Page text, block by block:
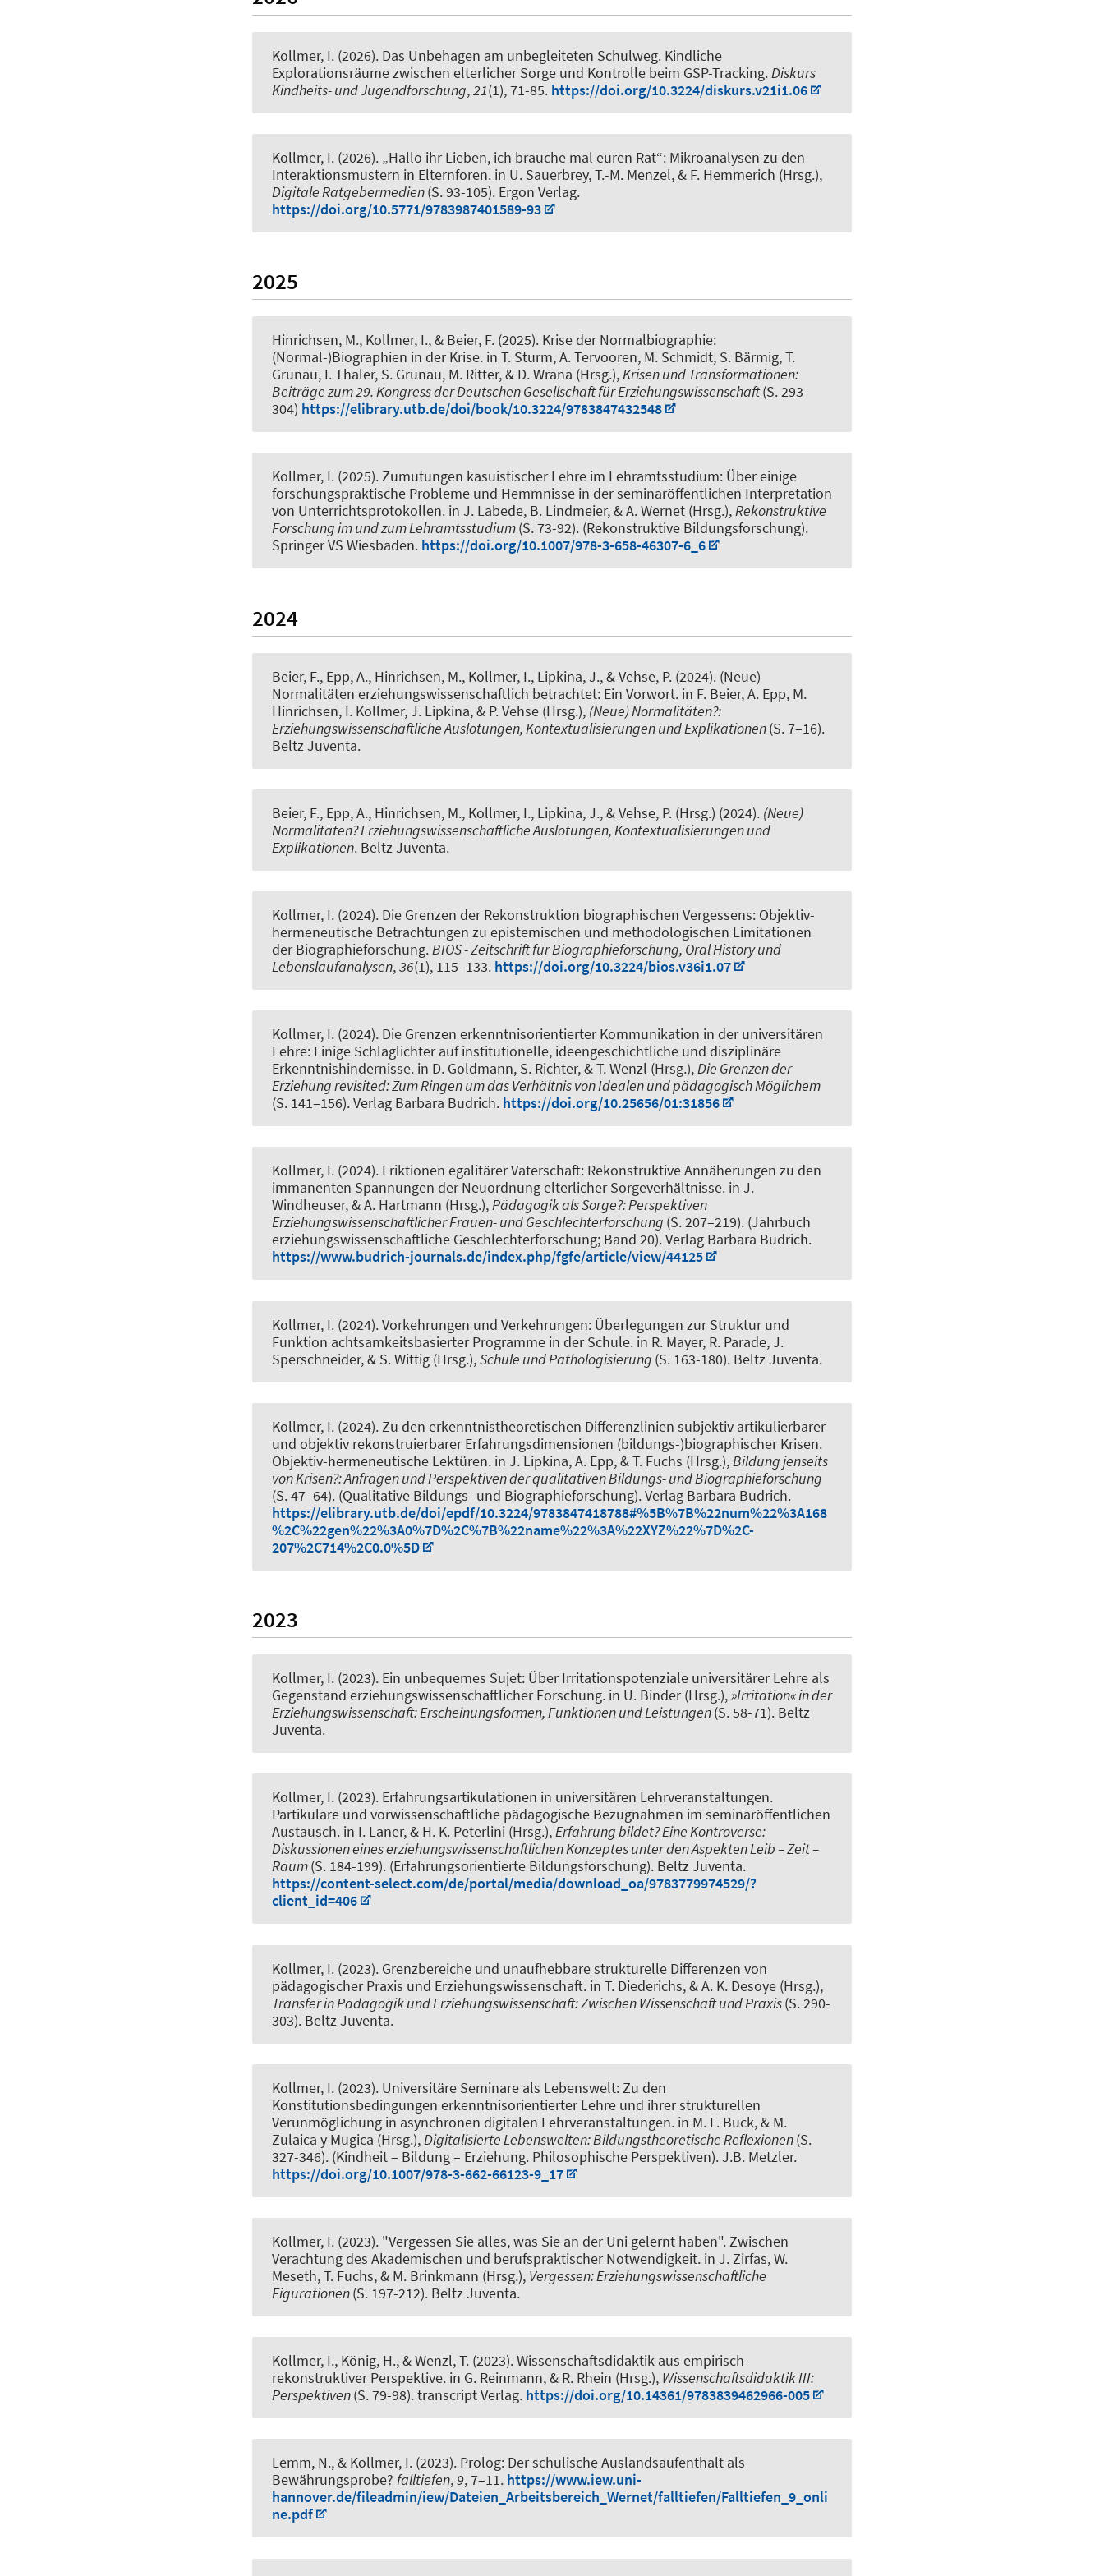
Kollmer, I. (2026). Das Unbehagen am unbegleiteten Schulweg. Kindliche
Explorationsräume zwischen elterlicher Sorge und Kontrolle beim GSP-Tracking. Diskurs
Kindheits- und Jugendforschung,21(1), 71-85. https://doi.org/10.3224/diskurs.v21i1.06
Kollmer, I. (2026). „Hallo ihr Lieben, ich brauche mal euren Rat“: Mikroanalysen zu den
Interaktionsmustern in Elternforen. in U. Sauerbrey, T.-M. Menzel, & F. Hemmerich (Hrsg.),
Digitale Ratgebermedien(S. 93-105). Ergon Verlag.
https://doi.org/10.5771/9783987401589-93
2025
Hinrichsen, M., Kollmer, I., & Beier, F. (2025). Krise der Normalbiographie:
(Normal-)Biographien in der Krise. in T. Sturm, A. Tervooren, M. Schmidt, S. Bärmig, T.
Grunau, I. Thaler, S. Grunau, M. Ritter, & D. Wrana (Hrsg.),Krisen und Transformationen:
Beiträge zum 29. Kongress der Deutschen Gesellschaft für Erziehungswissenschaft(S. 293-
304) https://elibrary.utb.de/doi/book/10.3224/9783847432548
Kollmer, I. (2025).Zumutungen kasuistischer Lehre im Lehramtsstudium: Über einige
forschungspraktische Probleme und Hemmnisse in der seminaröffentlichen Interpretation
von Unterrichtsprotokollen. in J. Labede, B. Lindmeier, & A. Wernet (Hrsg.),Rekonstruktive
Forschung im und zum Lehramtsstudium(S. 73-92). (Rekonstruktive Bildungsforschung).
Springer VS Wiesbaden. https://doi.org/10.1007/978-3-658-46307-6_6
2024
Beier, F., Epp, A., Hinrichsen, M., Kollmer, I., Lipkina, J., & Vehse, P. (2024). (Neue)
Normalitäten erziehungswissenschaftlich betrachtet: Ein Vorwort. in F. Beier, A. Epp, M.
Hinrichsen, I. Kollmer, J. Lipkina, & P. Vehse (Hrsg.), (Neue) Normalitäten?:
Erziehungswissenschaftliche Auslotungen, Kontextualisierungen und Explikationen(S. 7–16).
Beltz Juventa.
Beier, F., Epp, A., Hinrichsen, M., Kollmer, I., Lipkina, J., & Vehse, P. (Hrsg.) (2024). (Neue)
Normalitäten? Erziehungswissenschaftliche Auslotungen, Kontextualisierungen und
Explikationen. Beltz Juventa.
Kollmer, I. (2024). Die Grenzen der Rekonstruktion biographischen Vergessens: Objektiv-
hermeneutische Betrachtungen zu epistemischen und methodologischen Limitationen
der Biographieforschung.BIOS - Zeitschrift für Biographieforschung, Oral History und
Lebenslaufanalysen,36(1), 115–133. https://doi.org/10.3224/bios.v36i1.07
Kollmer, I. (2024). Die Grenzen erkenntnisorientierter Kommunikation in der universitären
Lehre: Einige Schlaglichter auf institutionelle, ideengeschichtliche und disziplinäre
Erkenntnishindernisse. in D. Goldmann, S. Richter, & T. Wenzl (Hrsg.),Die Grenzen der
Erziehung revisited: Zum Ringen um das Verhältnis von Idealen und pädagogisch Möglichem
(S. 141–156). Verlag Barbara Budrich. https://doi.org/10.25656/01:31856
Kollmer, I. (2024). Friktionen egalitärer Vaterschaft: Rekonstruktive Annäherungen zu den
immanenten Spannungen der Neuordnung elterlicher Sorgeverhältnisse. in J.
Windheuser, & A. Hartmann (Hrsg.),Pädagogik als Sorge?: Perspektiven
Erziehungswissenschaftlicher Frauen- und Geschlechterforschung (S. 207–219). (Jahrbuch
erziehungswissenschaftliche Geschlechterforschung; Band 20). Verlag Barbara Budrich.
https://www.budrich-journals.de/index.php/fgfe/article/view/44125
Kollmer, I. (2024).Vorkehrungen und Verkehrungen: Überlegungen zur Struktur und
Funktion achtsamkeitsbasierter Programme in der Schule. in R. Mayer, R. Parade, J.
Sperschneider, & S. Wittig (Hrsg.),Schule und Pathologisierung (S. 163-180). Beltz Juventa.
Kollmer, I. (2024).Zu den erkenntnistheoretischen Differenzlinien subjektiv artikulierbarer
und objektiv rekonstruierbarer Erfahrungsdimensionen (bildungs-)biographischer Krisen.
Objektiv-hermeneutische Lektüren. in J. Lipkina, A. Epp, & T. Fuchs (Hrsg.),Bildung jenseits
von Krisen?: Anfragen und Perspektiven der qualitativen Bildungs- und Biographieforschung
(S. 47–64). (Qualitative Bildungs- und Biographieforschung). Verlag Barbara Budrich.
https://elibrary.utb.de/doi/epdf/10.3224/9783847418788#%5B%7B%22num%22%3A168
%2C%22gen%22%3A0%7D%2C%7B%22name%22%3A%22XYZ%22%7D%2C-
207%2C714%2C0.0%5D
2023
Kollmer, I. (2023). Ein unbequemes Sujet: Über Irritationspotenziale universitärer Lehre als
Gegenstand erziehungswissenschaftlicher Forschung. in U. Binder (Hrsg.),»Irritation« in der
Erziehungswissenschaft: Erscheinungsformen, Funktionen und Leistungen(S. 58-71). Beltz
Juventa.
Kollmer, I. (2023). Erfahrungsartikulationen in universitären Lehrveranstaltungen.
Partikulare und vorwissenschaftliche pädagogische Bezugnahmen im seminaröffentlichen
Austausch. in I. Laner, & H. K. Peterlini (Hrsg.),Erfahrung bildet? Eine Kontroverse:
Diskussionen eines erziehungswissenschaftlichen Konzeptes unter den Aspekten Leib – Zeit –
Raum(S. 184-199). (Erfahrungsorientierte Bildungsforschung). Beltz Juventa.
https://content-select.com/de/portal/media/download_oa/9783779974529/?
client_id=406
Kollmer, I. (2023). Grenzbereiche und unaufhebbare strukturelle Differenzen von
pädagogischer Praxis und Erziehungswissenschaft. in T. Diederichs, & A. K. Desoye (Hrsg.),
Transfer in Pädagogik und Erziehungswissenschaft: Zwischen Wissenschaft und Praxis(S. 290-
303). Beltz Juventa.
Kollmer, I. (2023). Universitäre Seminare als Lebenswelt: Zu den
Konstitutionsbedingungen erkenntnisorientierter Lehre und ihrer strukturellen
Verunmöglichung in asynchronen digitalen Lehrveranstaltungen. in M. F. Buck, & M.
Zulaica y Mugica (Hrsg.),Digitalisierte Lebenswelten: Bildungstheoretische Reflexionen(S.
327-346). (Kindheit – Bildung – Erziehung. Philosophische Perspektiven). J.B. Metzler.
https://doi.org/10.1007/978-3-662-66123-9_17
Kollmer, I. (2023). "Vergessen Sie alles, was Sie an der Uni gelernt haben". Zwischen
Verachtung des Akademischen und berufspraktischer Notwendigkeit. in J. Zirfas, W.
Meseth, T. Fuchs, & M. Brinkmann (Hrsg.), Vergessen: Erziehungswissenschaftliche
Figurationen(S. 197-212). Beltz Juventa.
Kollmer, I., König, H., & Wenzl, T. (2023).Wissenschaftsdidaktik aus empirisch-
rekonstruktiver Perspektive. in G. Reinmann, & R. Rhein (Hrsg.), Wissenschaftsdidaktik III:
Perspektiven(S. 79-98). transcript Verlag. https://doi.org/10.14361/9783839462966-005
Lemm, N., & Kollmer, I. (2023). Prolog: Der schulische Auslandsaufenthalt als
Bewährungsprobe? falltiefen,9, 7–11. https://www.iew.uni-
hannover.de/fileadmin/iew/Dateien_Arbeitsbereich_Wernet/falltiefen/Falltiefen_9_onli
ne.pdf